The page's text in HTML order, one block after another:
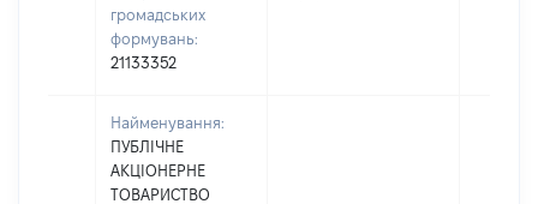
громадських
формувань:
21133352
Найменування:
ПУБЛІЧНЕ
АКЦІОНЕРНЕ
ТОВАРИСТВО